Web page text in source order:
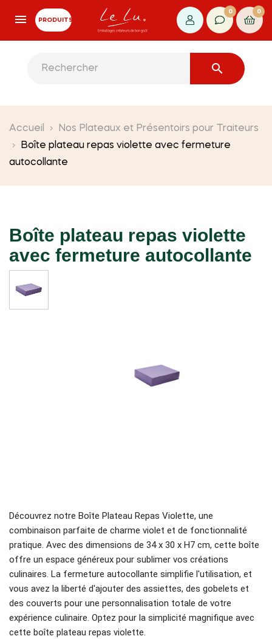
PRODUITS
0 0

Accueil
Nos Plateaux et Présentoirs pour Traiteurs
Boîte plateau repas violette avec fermeture
autocollante
Boîte plateau repas violette
avec fermeture autocollante
Découvrez notre Boîte Plateau Repas Violette, une
combinaison parfaite de charme violet et de fonctionnalité
pratique. Avec des dimensions de 34 x 30 x H7 cm, cette boîte
offre un espace généreux pour sublimer vos créations
culinaires. La fermeture autocollante simplifie l'utilisation, et
vous avez la liberté d'ajouter des assiettes, des gobelets et
des couverts pour une personnalisation totale de votre
expérience culinaire. Optez pour la simplicité magnifique avec
cette boîte plateau repas violette.